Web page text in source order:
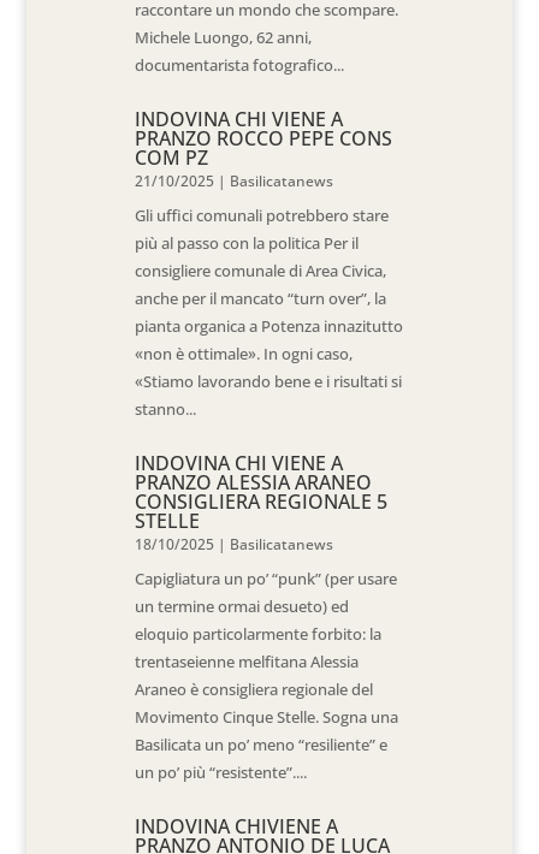
raccontare un mondo che scompare.
Michele Luongo, 62 anni,
documentarista fotografico...
INDOVINA CHI VIENE A
PRANZO ROCCO PEPE CONS
COM PZ
21/10/2025 | Basilicatanews
Gli uffici comunali potrebbero stare
più al passo con la politica Per il
consigliere comunale di Area Civica,
anche per il mancato “turn over”, la
pianta organica a Potenza innazitutto
«non è ottimale». In ogni caso,
«Stiamo lavorando bene e i risultati si
stanno...
INDOVINA CHI VIENE A
PRANZO ALESSIA ARANEO
CONSIGLIERA REGIONALE 5
STELLE
18/10/2025 | Basilicatanews
Capigliatura un po’ “punk” (per usare
un termine ormai desueto) ed
eloquio particolarmente forbito: la
trentaseienne melfitana Alessia
Araneo è consigliera regionale del
Movimento Cinque Stelle. Sogna una
Basilicata un po’ meno “resiliente” e
un po’ più “resistente”....
INDOVINA CHIVIENE A
PRANZO ANTONIO DE LUCA